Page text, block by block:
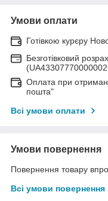
Умови оплати
Готівкою курєру
Безготівковий
Оплата при
пошта"
Всі умови оплати
Умови повернення
Повернення товару
Всі умови повернення